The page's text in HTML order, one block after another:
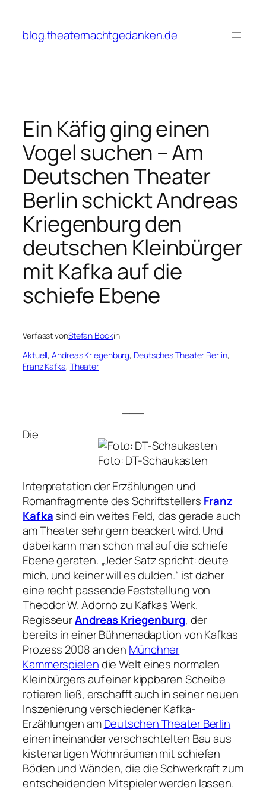
springen
blog.theaternachtgedanken.de
Ein Käfig ging einen
Vogel suchen – Am
Deutschen Theater
Berlin schickt Andreas
Kriegenburg den
deutschen Kleinbürger
mit Kafka auf die
schiefe Ebene
Verfasst vonStefan Bockin
Aktuell, Andreas Kriegenburg, Deutsches Theater Berlin
Franz Kafka, Theater
Foto: DT-Schaukasten
Die
Interpretation der Erzählungen und
Romanfragmente des Schriftstellers Franz
Kafkasind ein weites Feld, das gerade auch
am Theater sehr gern beackert wird. Und
dabei kann man schon mal auf die schiefe
Ebene geraten. „Jeder Satz spricht: deute
mich, und keiner will es dulden.“ ist daher
eine recht passende Feststellung von
Theodor W. Adorno zu Kafkas Werk.
RegisseurAndreas Kriegenburg, der
bereits in einer Bühnenadaption von Kafkas
Prozess 2008 an den Münchner
Kammerspielendie Welt eines normalen
Kleinbürgers auf einer kippbaren Scheibe
rotieren ließ, erschafft auch in seiner neuen
Inszenierung verschiedener Kafka-
Erzählungen amDeutschen Theater Berlin
einen ineinander verschachtelten Bau aus
kistenartigen Wohnräumen mit schiefen
Böden und Wänden, die die Schwerkraft zum
entscheidenden Mitspieler werden lassen.